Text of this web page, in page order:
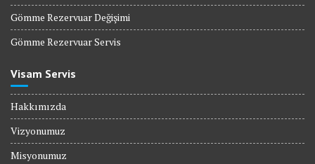
Gömme Rezervuar Değişimi
Gömme Rezervuar Servis
Visam Servis
Hakkımızda
Vizyonumuz
Misyonumuz